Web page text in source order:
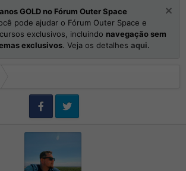
GOLD no Fórum Outer Space
pode ajudar o Fórum Outer Space e
exclusivos, incluindo navegação sem
exclusivos. Veja os detalhes aqui.